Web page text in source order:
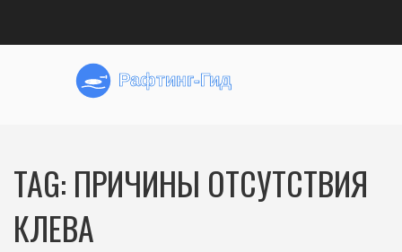
TAG: ПРИЧИНЫ ОТСУТСТВИЯ
КЛЕВА